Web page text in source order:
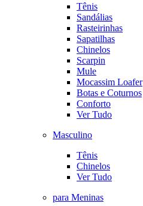
Tênis
Sandálias
Rasteirinhas
Sapatilhas
Chinelos
Scarpin
Mule
Mocassim Loafer
Botas e Coturnos
Conforto
Ver Tudo
Masculino
Tênis
Chinelos
Ver Tudo
para Meninas